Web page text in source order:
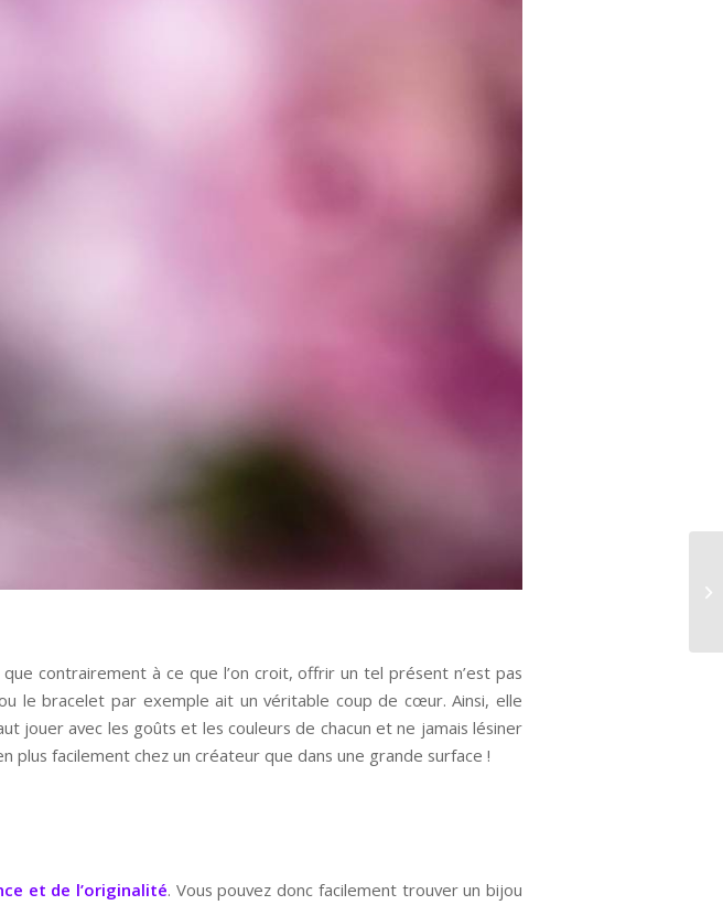
contrairement à ce que l’on croit, offrir un tel présent n’est pas
le bracelet par exemple ait un véritable coup de cœur. Ainsi, elle
jouer avec les goûts et les couleurs de chacun et ne jamais lésiner
plus facilement chez un créateur que dans une grande surface !
et de l’originalité. Vous pouvez donc facilement trouver un bijou